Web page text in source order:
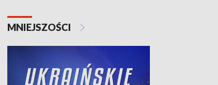
MNIEJSZOŚCI